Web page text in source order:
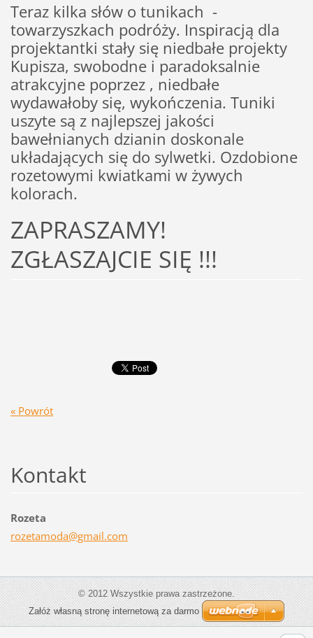
Teraz kilka słów o tunikach -
towarzyszkach podróży. Inspiracją dla
projektantki stały się niedbałe projekty
Kupisza, swobodne i paradoksalnie
atrakcyjne poprzez , niedbałe
wydawałoby się, wykończenia. Tuniki
uszyte są z najlepszej jakości
bawełnianych dzianin doskonale
układających się do sylwetki. Ozdobione
rozetowymi kwiatkami w żywych
kolorach.
ZAPRASZAMY!
ZGŁASZAJCIE SIĘ !!!
« Powrót
Kontakt
Rozeta
rozetamoda@gmail.com
© 2012 Wszystkie prawa zastrzeżone.
Załóż własną stronę internetową za darmo